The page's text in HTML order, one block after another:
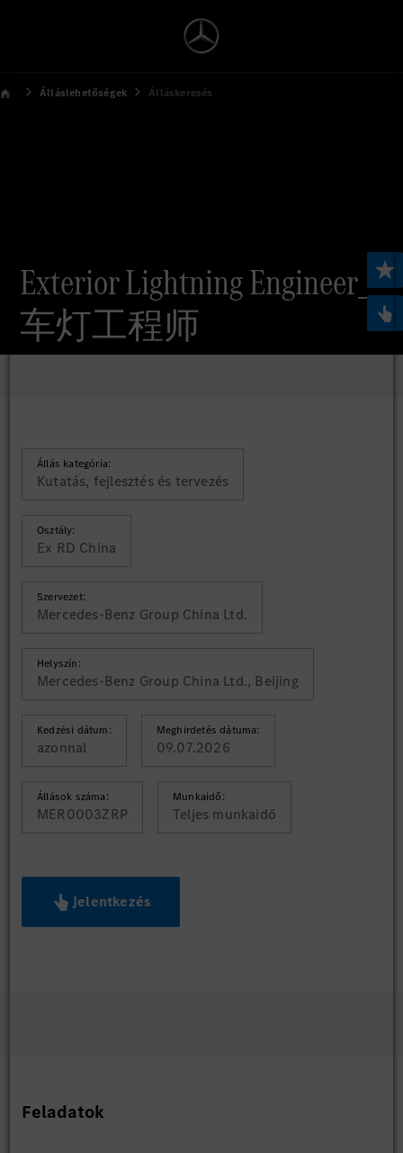
Álláslehetőségek Álláskeresés
Exterior Lightning Engineer_
车灯工程师
Állás kategória:
Kutatás, fejlesztés és tervezés
Osztály:
Ex RD China
Szervezet:
Mercedes-Benz Group China Ltd.
Helyszín:
Mercedes-Benz Group China Ltd., Beijing
Kedzési dátum:
azonnal
Meghirdetés dátuma:
09.07.2026
Állások száma:
MER0003ZRP
Munkaidő:
Teljes munkaidő
Jelentkezés
Feladatok